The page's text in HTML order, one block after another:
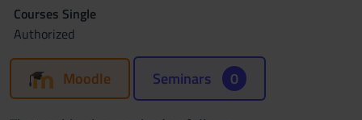
Courses Single
Authorized
Moodle Seminars 0